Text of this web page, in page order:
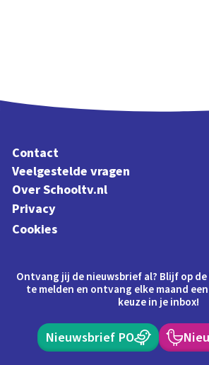
Contact
Veelgestelde vragen
Over Schooltv.nl
Privacy
Cookies
Ontvang jij de nieuwsbrief al? Blijf op
te melden en ontvang elke maand
keuze in je inbox!
Nieuwsbrief PO